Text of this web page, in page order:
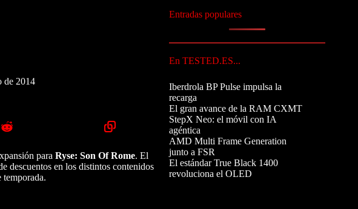
de 2014
para Ryse: Son Of Rome. El
descuentos en los distintos contenidos
temporada.
Entradas populares
En TESTED.ES...
Iberdrola BP Pulse impulsa la
recarga
El gran avance de la RAM CXMT
StepX Neo: el móvil con IA
agéntica
AMD Multi Frame Generation
junto a FSR
El estándar True Black 1400
revoluciona el OLED